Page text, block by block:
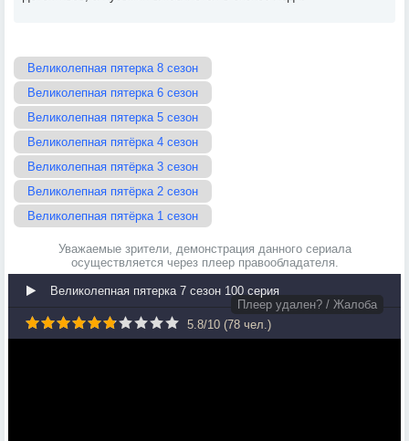
Великолепная пятерка 8 сезон
Великолепная пятерка 6 сезон
Великолепная пятерка 5 сезон
Великолепная пятёрка 4 сезон
Великолепная пятёрка 3 сезон
Великолепная пятёрка 2 сезон
Великолепная пятёрка 1 сезон
Уважаемые зрители, демонстрация данного сериала
осуществляется через плеер правообладателя.
Великолепная пятерка 7 сезон 100 серия
Плеер удален? / Жалоба
5.8/10 (78 чел.)